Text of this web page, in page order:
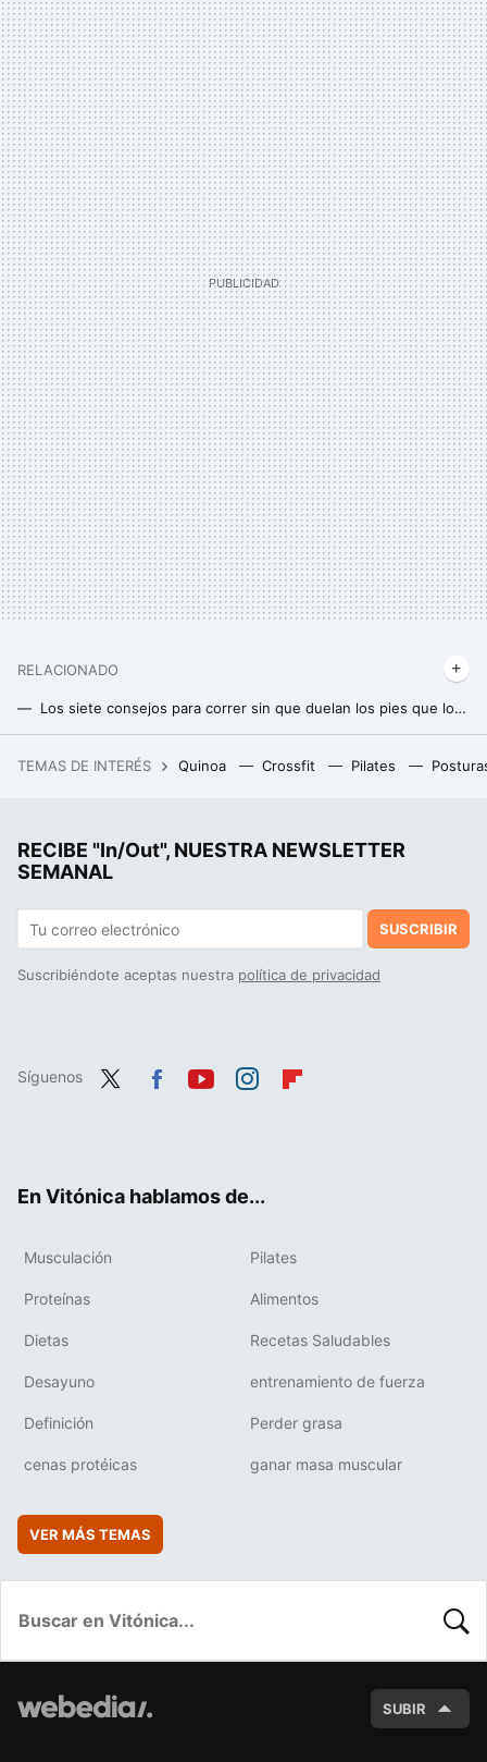
RELACIONADO
Los siete consejos para correr sin que duelan los pies que los expertos de Harvard recomiendan
TEMAS DE INTERÉS Quinoa Crossfit Pilates
RECIBE "In/Out", NUESTRA NEWSLETTER
SEMANAL
SUSCRIBIR
Suscribiéndote aceptas nuestra política de privacidad
Síguenos
En Vitónica hablamos de...
Musculación Pilates
Proteínas Alimentos
Dietas Recetas Saludables
Desayuno entrenamiento de fuerza
Definición Perder grasa
cenas protéicas ganar masa muscular
VER MÁS TEMAS
SUBIR